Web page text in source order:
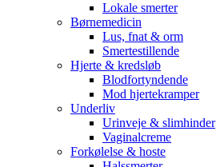
Lokale smerter
Børnemedicin
Lus, fnat & orm
Smertestillende
Hjerte & kredsløb
Blodfortyndende
Mod hjertekramper
Underliv
Urinveje & slimhinder
Vaginalcreme
Forkølelse & hoste